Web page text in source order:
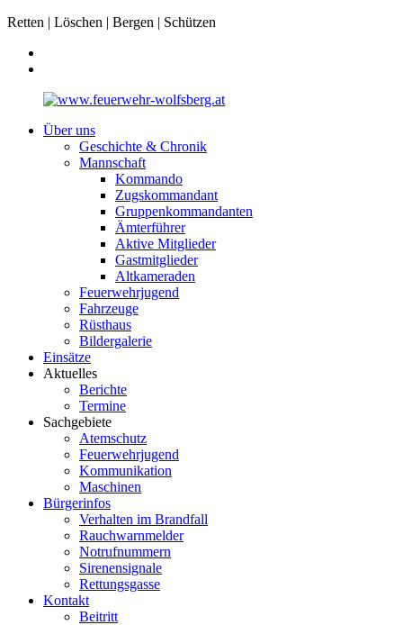
Retten | Löschen | Bergen | Schützen
Über uns
Geschichte & Chronik
Mannschaft
Kommando
Zugskommandant
Gruppenkommandanten
Ämterführer
Aktive Mitglieder
Gastmitglieder
Altkameraden
Feuerwehrjugend
Fahrzeuge
Rüsthaus
Bildergalerie
Einsätze
Aktuelles
Berichte
Termine
Sachgebiete
Atemschutz
Feuerwehrjugend
Kommunikation
Maschinen
Bürgerinfos
Verhalten im Brandfall
Rauchwarnmelder
Notrufnummern
Sirenensignale
Rettungsgasse
Kontakt
Beitritt